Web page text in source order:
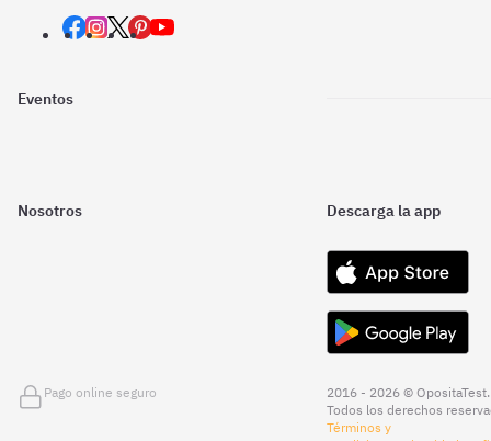
Eventos
Nosotros Descarga la app
Pago online seguro
2016 - 2026 © OpositaTest.
Todos los derechos
Términos y